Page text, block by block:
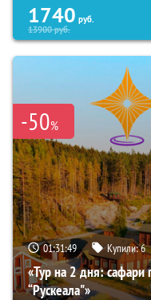
1740 руб.
13900руб.
-50%
01:31:48 Купили:6
«Тур на 2 дня:
“Рускеала"»